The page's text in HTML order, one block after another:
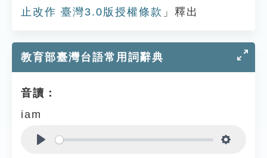
止改作 臺灣3.0版授權條款 」釋出
教育部臺灣台語常用詞辭典
音讀：
iam